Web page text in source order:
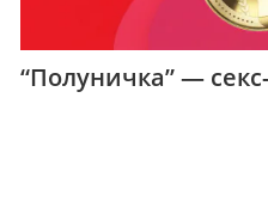
“Полуничка” —